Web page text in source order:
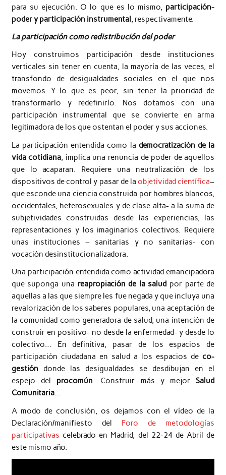
para su ejecución. O lo que es lo mismo, participación-
poder y participación instrumental, respectivamente.
La participación como redistribución del poder
Hoy construimos participación desde instituciones
verticales sin tener en cuenta, la mayoría de las veces, el
transfondo de desigualdades sociales en el que nos
movemos. Y lo que es peor, sin tener la prioridad de
transformarlo y redefinirlo. Nos dotamos con una
participación instrumental que se convierte en arma
legitimadora de los que ostentan el poder y sus acciones.
La participación entendida como la democratización de la
vida cotidiana, implica una renuncia de poder de aquellos
que lo acaparan. Requiere una neutralización de los
dispositivos de control y pasar de laobjetividad científica–
que esconde una ciencia construida por hombres blancos,
occidentales, heterosexuales y de clase alta- a la suma de
subjetividades construidas desde las experiencias, las
representaciones y los imaginarios colectivos. Requiere
unas instituciones – sanitarias y no sanitarias- con
vocación desinstitucionalizadora.
Una participación entendida como actividad emancipadora
que suponga una reapropiación de la salud por parte de
aquellas a las que siempre les fue negada y que incluya una
revalorización de los saberes populares, una aceptación de
la comunidad como generadora de salud, una intención de
construir en positivo- no desde la enfermedad- y desde lo
colectivo… En definitiva, pasar de los espacios de
participación ciudadana en salud a los espacios deco-
gestión donde las desigualdades se desdibujan en el
espejo del procomún. Construir más y mejorSalud
Comunitaria…
A modo de conclusión, os dejamos con el vídeo de la
Declaración/manifiesto del Foro de metodologías
participativas celebrado en Madrid, del 22-24 de Abril de
este mismo año.